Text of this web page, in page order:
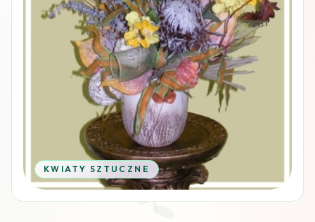
KWIATY SZTUCZNE